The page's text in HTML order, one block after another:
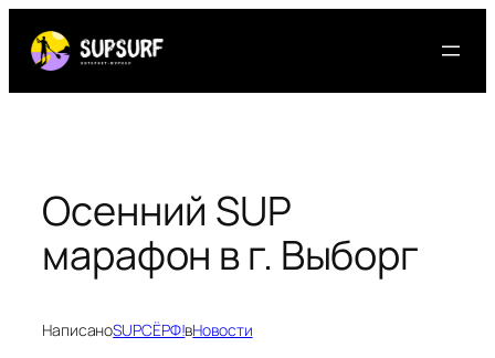
содержимому
Осенний SUP
марафон в г. Выборг
НаписаноSUPСЁРФ!вНовости